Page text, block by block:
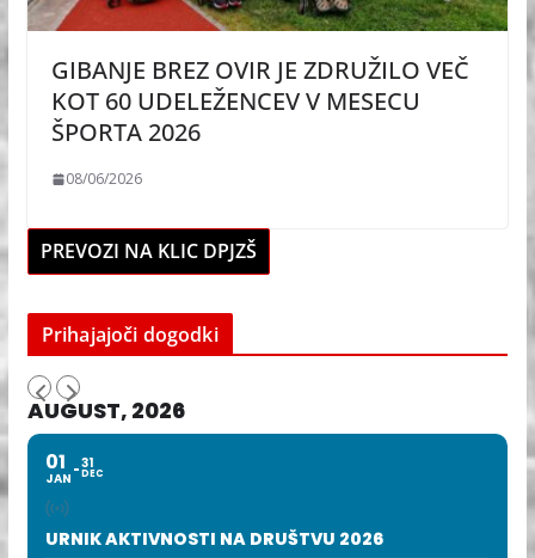
GIBANJE BREZ OVIR JE ZDRUŽILO VEČ
KOT 60 UDELEŽENCEV V MESECU
ŠPORTA 2026
08/06/2026
PREVOZI NA KLIC DPJZŠ
Prihajajoči dogodki
AUGUST, 2026
01
JAN
31
DEC
URNIK AKTIVNOSTI NA DRUŠTVU 2026